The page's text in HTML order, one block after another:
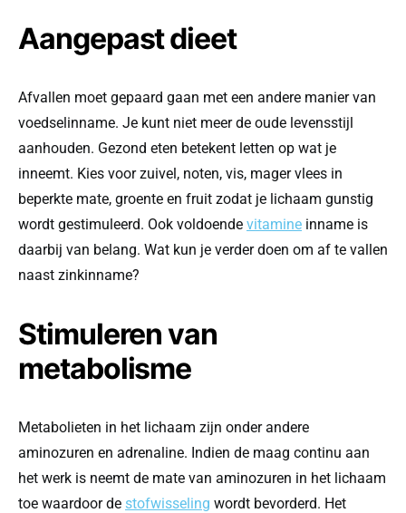
Aangepast dieet
Afvallen moet gepaard gaan met een andere manier van
voedselinname. Je kunt niet meer de oude levensstijl
aanhouden. Gezond eten betekent letten op wat je
inneemt. Kies voor zuivel, noten, vis, mager vlees in
beperkte mate, groente en fruit zodat je lichaam gunstig
wordt gestimuleerd. Ook voldoende vitamine inname is
daarbij van belang. Wat kun je verder doen om af te vallen
naast zinkinname?
Stimuleren van
metabolisme
Metabolieten in het lichaam zijn onder andere
aminozuren en adrenaline. Indien de maag continu aan
het werk is neemt de mate van aminozuren in het lichaam
toe waardoor de stofwisseling wordt bevorderd. Het